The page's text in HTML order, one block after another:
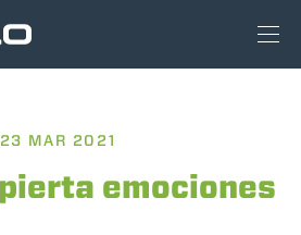
23 MAR 2021
emociones